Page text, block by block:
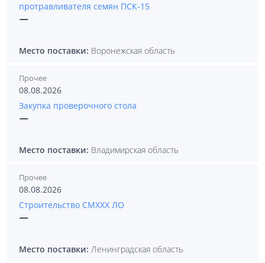
протравливателя семян ПСК-15
—
Место поставки: Воронежская область
Прочее
08.08.2026
Закупка проверочного стола
—
Место поставки: Владимирская область
Прочее
08.08.2026
Строительство СМХХХ ЛО
—
Место поставки: Ленинградская область